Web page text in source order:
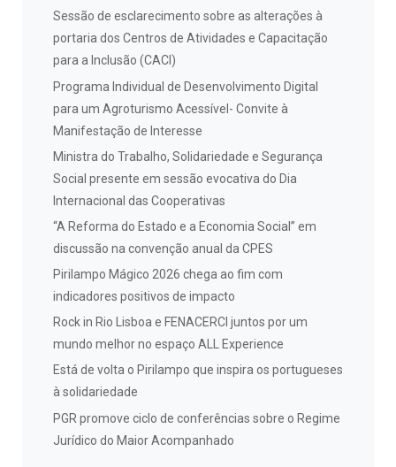
Sessão de esclarecimento sobre as alterações à
portaria dos Centros de Atividades e Capacitação
para a Inclusão (CACI)
Programa Individual de Desenvolvimento Digital
para um Agroturismo Acessível- Convite à
Manifestação de Interesse
Ministra do Trabalho, Solidariedade e Segurança
Social presente em sessão evocativa do Dia
Internacional das Cooperativas
“A Reforma do Estado e a Economia Social” em
discussão na convenção anual da CPES
Pirilampo Mágico 2026 chega ao fim com
indicadores positivos de impacto
Rock in Rio Lisboa e FENACERCI juntos por um
mundo melhor no espaço ALL Experience
Está de volta o Pirilampo que inspira os portugueses
à solidariedade
PGR promove ciclo de conferências sobre o Regime
Jurídico do Maior Acompanhado